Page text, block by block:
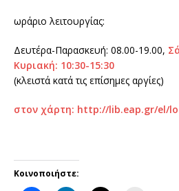
ωράριο λειτουργίας:
Δευτέρα-Παρασκευή: 08.00-19.00,
Κυριακή: 10:30-15:30
(κλειστά κατά τις επίσημες αργίες)
στον χάρτη: http://lib.eap.gr/el/
Κοινοποιήστε: